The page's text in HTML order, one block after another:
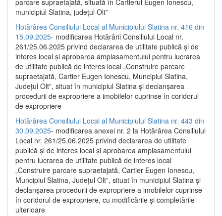
municipiul Slatina, județul Olt”
Hotărârea Consiliului Local al Municipiului Slatina nr. 416 din
15.09.2025- modificarea Hotărârii Consiliului Local nr.
261/25.06.2025 privind declararea de utilitate publică și de
interes local și aprobarea amplasamentului pentru lucrarea
de utilitate publică de interes local „Construire parcare
supraetajată, Cartier Eugen Ionescu, Muncipiul Slatina,
Județul Olt”, situat în municipiul Slatina și declanșarea
procedurii de expropriere a imobilelor cuprinse în coridorul
de expropriere
Hotărârea Consiliului Local al Municipiului Slatina nr. 443 din
30.09.2025- modificarea anexei nr. 2 la Hotărârea Consiliului
Local nr. 261/25.06.2025 privind declararea de utilitate
publică şi de interes local şi aprobarea amplasamentului
pentru lucrarea de utilitate publică de interes local
„Construire parcare supraetajată, Cartier Eugen Ionescu,
Muncipiul Slatina, Judeţul Olt”, situat în municipiul Slatina şi
declanşarea procedurii de expropriere a imobilelor cuprinse
în coridorul de expropriere, cu modificările şi completările
ulterioare